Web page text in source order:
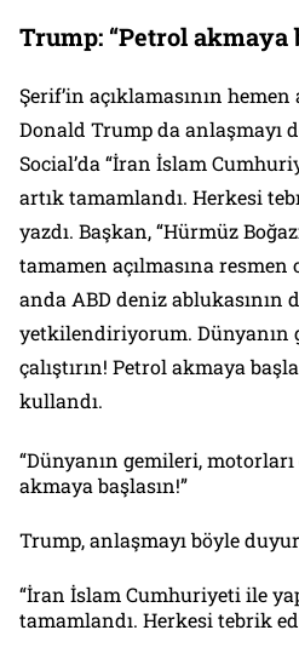
Trump: “Petrol akmaya
Şerif’in açıklamasının
Donald Trump da anlaşmayı
Social’da “İran İslam
artık tamamlandı. Herkesi
yazdı. Başkan, “Hürmüz
tamamen açılmasına
anda ABD deniz ablukasının
yetkilendiriyorum. Dünyanın
çalıştırın! Petrol akmaya
kullandı.
“Dünyanın gemileri, motorları
akmaya başlasın!”
Trump, anlaşmayı böyle
“İran İslam Cumhuriyeti ile
tamamlandı. Herkesi tebrik